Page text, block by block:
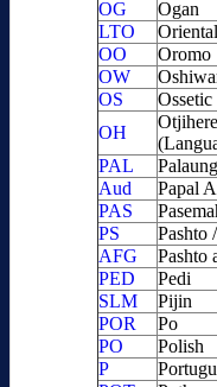
OG
Ogan
LTO
OO
Oromo
OW
OS
Ossetic
OH
PAL
Aud
Papal
PAS
PS
Pashto
AFG
Pashto
PED
Pedi
SLM
Pijin
POR
Po
PO
Polish
P